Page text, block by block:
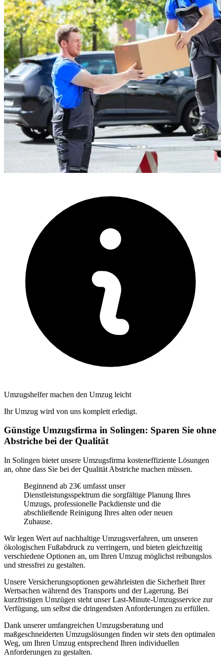
Umzugshelfer machen den Umzug leicht
Ihr Umzug wird von uns komplett erledigt.
Günstige Umzugsfirma in Solingen: Sparen Sie ohne
Abstriche bei der Qualität
In Solingen bietet unsere Umzugsfirma kosteneffiziente Lösungen
an, ohne dass Sie bei der Qualität Abstriche machen müssen.
Beginnend ab 23€ umfasst unser
Dienstleistungsspektrum die sorgfältige Planung Ihres
Umzugs, professionelle Packdienste und die
abschließende Reinigung Ihres alten oder neuen
Zuhause.
Wir legen Wert auf nachhaltige Umzugsverfahren, um unseren
ökologischen Fußabdruck zu verringern, und bieten gleichzeitig
verschiedene Optionen an, um Ihren Umzug möglichst reibungslos
und stressfrei zu gestalten.
Unsere Versicherungsoptionen gewährleisten die Sicherheit Ihrer
Wertsachen während des Transports und der Lagerung. Bei
kurzfristigen Umzügen steht unser Last-Minute-Umzugsservice zur
Verfügung, um selbst die dringendsten Anforderungen zu erfüllen.
Dank unserer umfangreichen Umzugsberatung und
maßgeschneiderten Umzugslösungen finden wir stets den optimalen
Weg, um Ihren Umzug entsprechend Ihren individuellen
Anforderungen zu gestalten.